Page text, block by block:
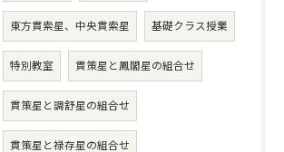
東方貫索星、中央貫索星 基礎クラス授業
特別教室 貫策星と鳳閣星の組合せ
貫策星と調舒星の組合せ
貫策星と禄存星の組合せ